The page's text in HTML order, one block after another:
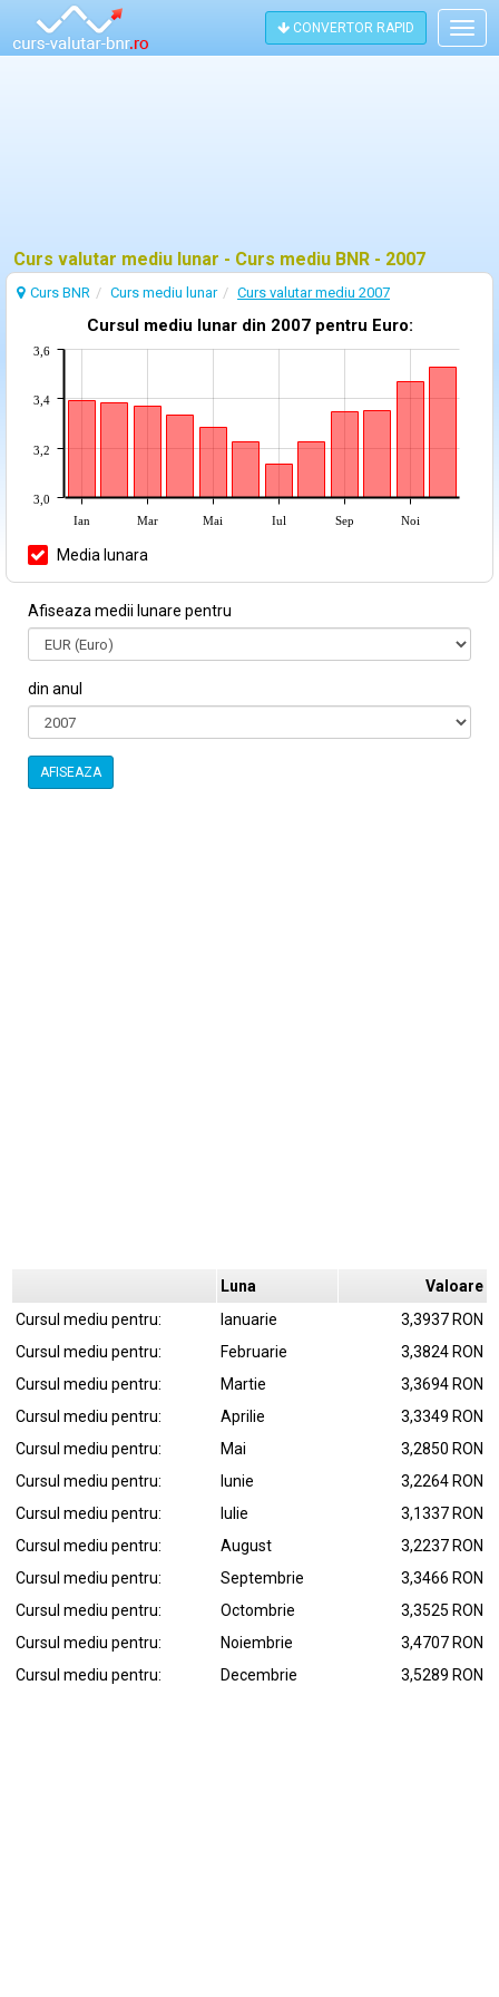
CONVERTOR RAPID
Curs valutar mediu lunar - Curs mediu BNR - 2007
Curs BNR Curs mediu lunar Curs valutar mediu 2007
Cursul mediu lunar din 2007 pentru Euro:
Ian Mar Mai Iul Sep Noi
3,0
3,2
3,4
3,6
Media lunara
Afiseaza medii lunare pentru
din anul
AFISEAZA
Luna
Valoare
Cursul mediu pentru:
Ianuarie
3,3937 RON
Cursul mediu pentru:
Februarie
3,3824 RON
Cursul mediu pentru:
Martie
3,3694 RON
Cursul mediu pentru:
Aprilie
3,3349 RON
Cursul mediu pentru:
Mai
3,2850 RON
Cursul mediu pentru:
Iunie
3,2264 RON
Cursul mediu pentru:
Iulie
3,1337 RON
Cursul mediu pentru:
August
3,2237 RON
Cursul mediu pentru:
Septembrie
3,3466 RON
Cursul mediu pentru:
Octombrie
3,3525 RON
Cursul mediu pentru:
Noiembrie
3,4707 RON
Cursul mediu pentru:
Decembrie 3,5289 RON